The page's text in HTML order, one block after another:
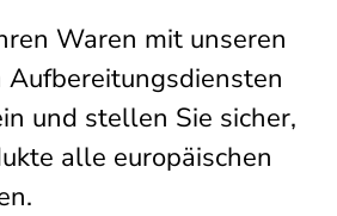
Waren mit unseren
und stellen Sie sicher,
alle europäischen